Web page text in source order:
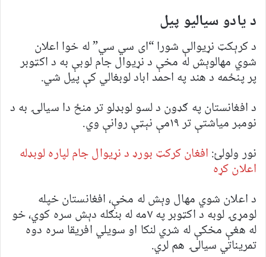
د یادو سیالیو پیل
د کرېکټ نړیوالې شورا “ای سي سي” له خوا اعلان
شوي مهالوېش له مخې د نړیوال جام لوبې به د اکټوبر
پر پنځمه د هند په احمد اباد لوبغالي کې پیل شي.
د افغانستان په ګډون د لسو لوبډلو تر منځ دا سیالۍ به د
نومبر میاشتې تر ۱۹مې نېټې روانې وي.
نور ولولئ: افغان کرکټ بورډ د نړیوال جام لپاره لوبډله
اعلان کړه
د اعلان شوي مهال وېش له مخې، افغانستان خپله
لومړۍ لوبه د اکټوبر په ۷مه له بنګله دېش سره کوي، خو
له هغې مخکې له شري لنکا او سویلي افریقا سره دوه
تمریناتي سیالۍ هم لري.